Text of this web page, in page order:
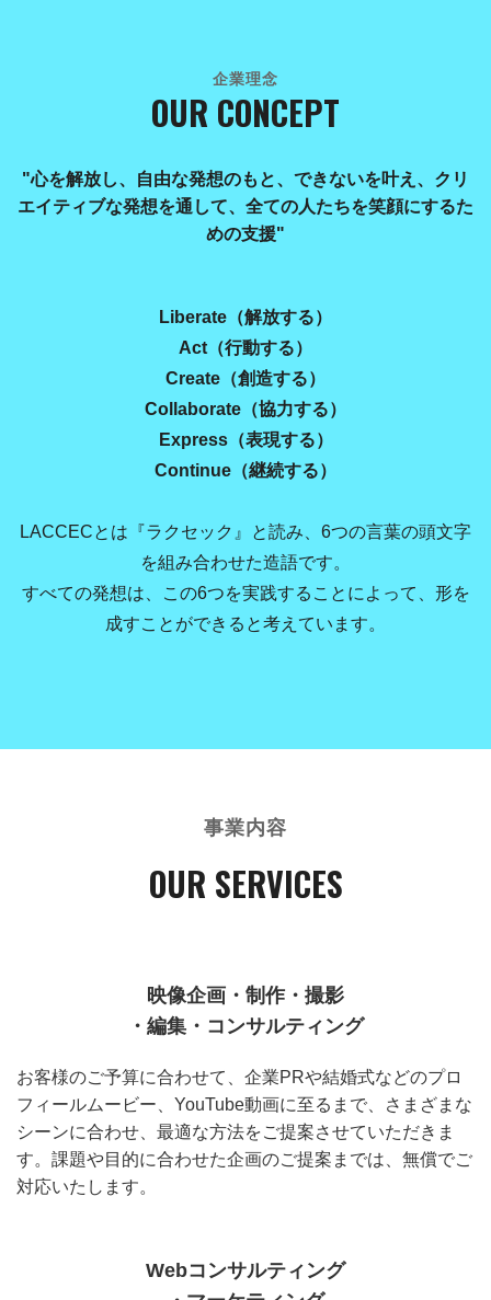
企業理念
OUR CONCEPT
"心を解放し、自由な発想のもと、 できないを叶え、クリ
エイティブな発想を通して、 全ての人たちを笑顔にするた
めの支援"
Liberate（解放する）
Act（行動する）
Create（創造する）
Collaborate（協力する）
Express（表現する）
Continue（継続する）
LACCECとは『ラクセック』と読み、6つの言葉の頭文字
を組み合わせた造語です。
すべての発想は、この6つを実践することによって、形を
成すことができると考えています。
事業内容
OUR SERVICES
映像企画・制作・撮影
・編集・コンサルティング
お客様のご予算に合わせて、企業PRや結婚式などのプロ
フィールムービー、YouTube動画に至るまで、さまざまな
シーンに合わせ、最適な方法をご提案させていただきま
す。課題や目的に合わせた企画のご提案までは、無償でご
対応いたします。
Webコンサルティング